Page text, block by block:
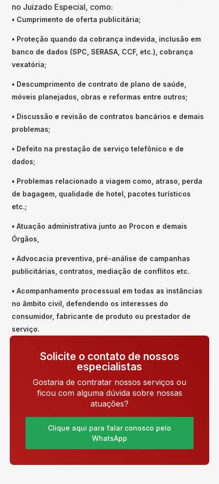
no Juizado Especial, como:
• Cumprimento de oferta publicitária;
• Proteção quando da cobrança indevida, inclusão em
banco de dados (SPC, SERASA, CCF, etc.), cobrança
vexatória;
• Descumprimento de contrato de plano de saúde,
móveis planejados, obras e reformas entre outros;
• Discussão e revisão de contratos bancários e demais
problemas;
• Defeito na prestação de serviço telefônico e de
dados;
• Problemas relacionado a viagem como, atraso, perda
de bagagem, qualidade de hotel, pacotes turísticos
etc.;
• Atuação administrativa junto ao Procon e demais
Órgãos,
• Advocacia preventiva, pré-análise de campanhas
publicitárias, contratos, mediação de conflitos etc.
• Acompanhamento processual em todas as instâncias
no âmbito civil, defendendo os interesses do
consumidor, fabricante de produto ou prestador de
serviço.
Solicite o contato de nossos
especialistas
Gostaria de contratar nossos serviços ou
ficou com alguma dúvida sobre nossas
atuações?
Clique aqui para falar conosco pelo
WhatsApp